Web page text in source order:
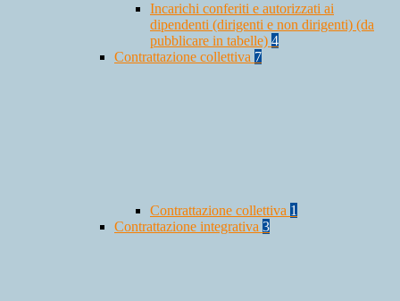
Incarichi conferiti e autorizzati ai
dipendenti (dirigenti e non dirigenti) (da
pubblicare in tabelle) 4
Contrattazione collettiva 7
Contrattazione collettiva 1
Contrattazione integrativa 3